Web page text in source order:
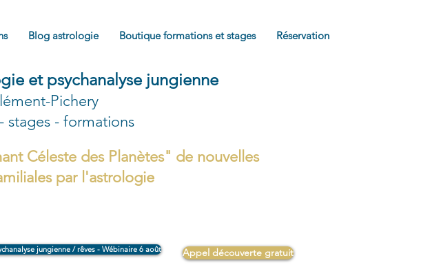
Blog astrologie Boutique formations et stages Réservation
et psychanalyse jungienne
Pichery
stages - formations
Céleste des Planètes" de nouvelles
par l'astrologie
jungienne / rêves - Wébinaire 6 août Appel découverte gratuit